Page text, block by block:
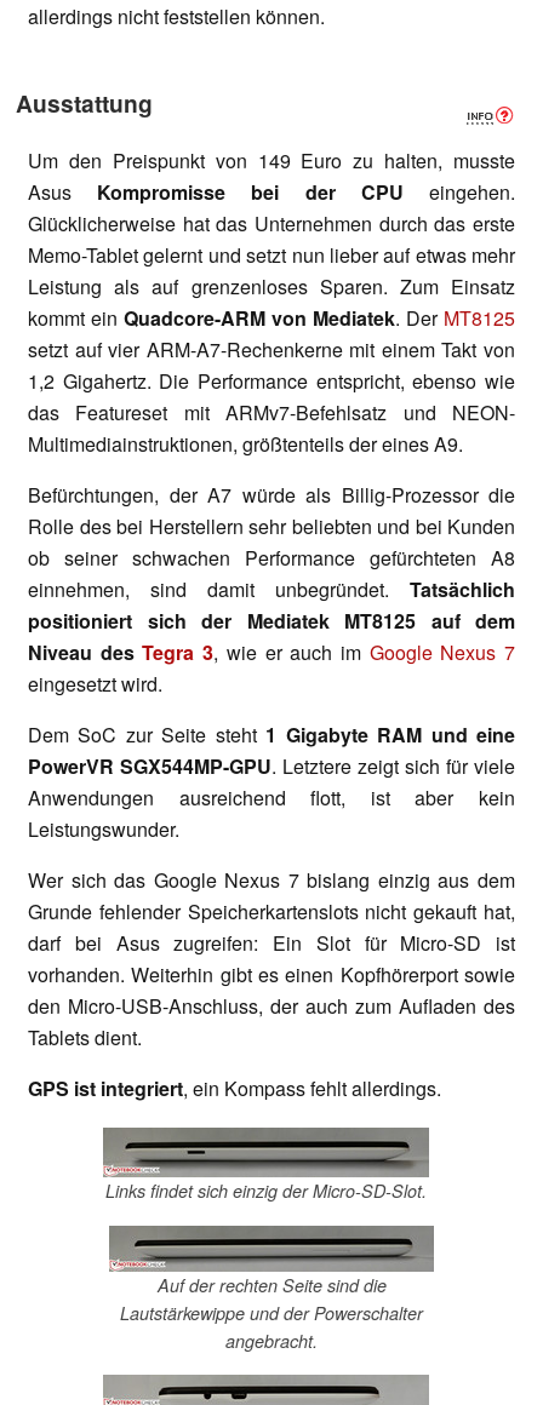
allerdings nicht feststellen können.
Ausstattung
Um den Preispunkt von 149 Euro zu halten, musste
Asus Kompromisse bei der CPU eingehen.
Glücklicherweise hat das Unternehmen durch das erste
Memo-Tablet gelernt und setzt nun lieber auf etwas mehr
Leistung als auf grenzenloses Sparen. Zum Einsatz
kommt ein Quadcore-ARM von Mediatek. Der MT8125
setzt auf vier ARM-A7-Rechenkerne mit einem Takt von
1,2 Gigahertz. Die Performance entspricht, ebenso wie
das Featureset mit ARMv7-Befehlsatz und NEON-
Multimediainstruktionen, größtenteils der eines A9.
Befürchtungen, der A7 würde als Billig-Prozessor die
Rolle des bei Herstellern sehr beliebten und bei Kunden
ob seiner schwachen Performance gefürchteten A8
einnehmen, sind damit unbegründet. Tatsächlich
positioniert sich der Mediatek MT8125 auf dem
Niveau desTegra 3, wie er auch im Google Nexus 7
eingesetzt wird.
Dem SoC zur Seite steht 1 Gigabyte RAM und eine
PowerVR SGX544MP-GPU. Letztere zeigt sich für viele
Anwendungen ausreichend flott, ist aber kein
Leistungswunder.
Wer sich das Google Nexus 7 bislang einzig aus dem
Grunde fehlender Speicherkartenslots nicht gekauft hat,
darf bei Asus zugreifen: Ein Slot für Micro-SD ist
vorhanden. Weiterhin gibt es einen Kopfhörerport sowie
den Micro-USB-Anschluss, der auch zum Aufladen des
Tablets dient.
GPS ist integriert, ein Kompass fehlt allerdings.
Links findet sich einzig der Micro-SD-Slot.
Auf der rechten Seite sind die
Lautstärkewippe und der Powerschalter
angebracht.